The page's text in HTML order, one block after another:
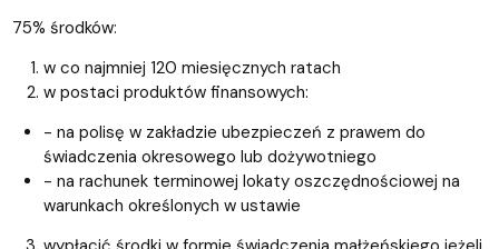
75% środków:
w co najmniej 120 miesięcznych ratach
w postaci produktów finansowych:
- na polisę w zakładzie ubezpieczeń z prawem do
świadczenia okresowego lub dożywotniego
- na rachunek terminowej lokaty oszczędnościowej na
warunkach określonych w ustawie